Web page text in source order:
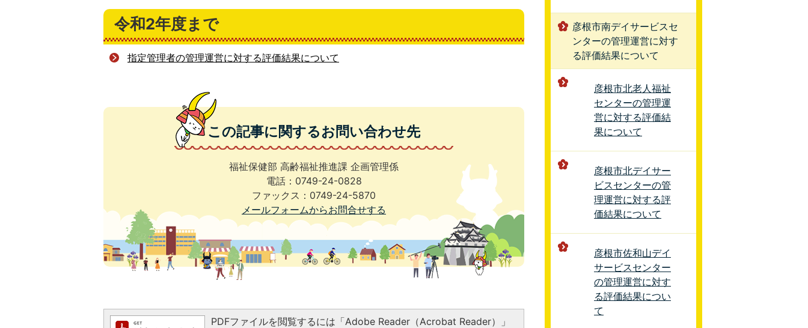
令和2年度まで
指定管理者の管理運営に対する評価結果について
この記事に関するお問い合わせ先
福祉保健部 高齢福祉推進課 企画管理係
電話：0749-24-0828
ファックス：0749-24-5870
メールフォームからお問合せする
PDFファイルを閲覧するには「Adobe Reader（Acrobat Reader）」
彦根市南デイサービスセ
ンターの管理運営に対す
る評価結果について
彦根市北老人福祉
センターの管理運
営に対する評価結
果について
彦根市北デイサー
ビスセンターの管
理運営に対する評
価結果について
彦根市佐和山デイ
サービスセンター
の管理運営に対す
る評価結果につい
て